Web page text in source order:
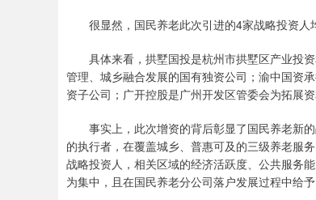
很显然，国民养老此次引进的4家战略投资人
具体来看，拱墅国投是杭州市拱墅区产业投资
管理、城乡融合发展的国有独资公司；渝中国资
资子公司；广开控股是广州开发区管委会为拓展
事实上，此次增资的背后彰显了国民养老新的
的执行者，在覆盖城乡、普惠可及的三级养老服
战略投资人，相关区域的经济活跃度、公共服务
为集中，且在国民养老分公司落户发展过程中给予